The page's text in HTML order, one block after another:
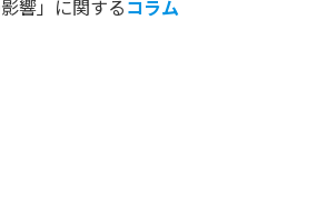
響」に関するコラム